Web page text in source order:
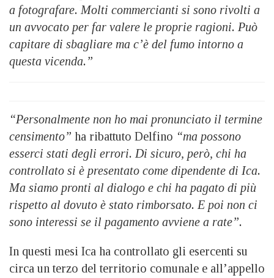
a fotografare. Molti commercianti si sono rivolti a
un avvocato per far valere le proprie ragioni. Può
capitare di sbagliare ma c’è del fumo intorno a
questa vicenda.”
“Personalmente non ho mai pronunciato il termine
censimento” ha ribattuto Delfino “ma possono
esserci stati degli errori. Di sicuro, però, chi ha
controllato si è presentato come dipendente di Ica.
Ma siamo pronti al dialogo e chi ha pagato di più
rispetto al dovuto è stato rimborsato. E poi non ci
sono interessi se il pagamento avviene a rate”.
In questi mesi Ica ha controllato gli esercenti su
circa un terzo del territorio comunale e all’appello